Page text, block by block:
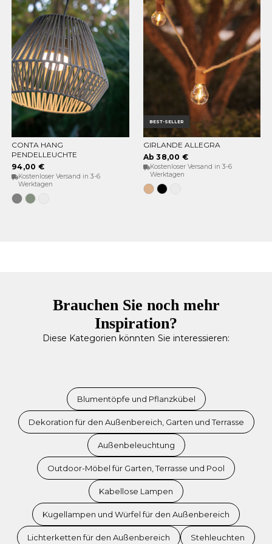
OPTIONEN WÄHLEN
CONTA HANG
PENDELLEUCHTE
94,00 €
Kostenloser Versand in 3-6
Werktagen
GrauWeiches
Grün
BEST-SELLER
OPTIONEN WÄHLEN
GIRLANDE ALLEGRA
Ab 38,00 €
Kostenloser Versand in 3-6
Werktagen
JuteSchwarz
Brauchen Sie noch mehr
Inspiration?
Diese Kategorien könnten Sie interessieren:
Blumentöpfe und Pflanzkübel
Dekoration für den Außenbereich, Garten und Terrasse
Außenbeleuchtung
Outdoor-Möbel für Garten, Terrasse und Pool
Kabellose Lampen
Kugellampen und Würfel für den Außenbereich
Lichterketten für den Außenbereich Stehleuchten